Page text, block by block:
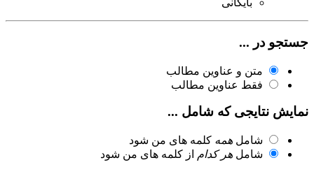
بایگانی
جستجو در ...
متن و عناوین مطالب
فقط عناوین مطالب
نمایش نتایجی که شامل ...
شامل همه کلمه های من شود
شامل هر کدام از کلمه های من شود